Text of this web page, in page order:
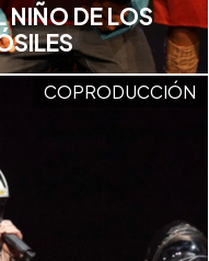
NIÑO DE LOS
COPRODUCCIÓN